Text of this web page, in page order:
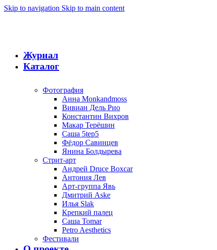
Skip to navigation Skip to main content
Журнал
Каталог
Фотография
Анна Monkandmoss
Вивиан Дель Рио
Константин Вихров
Макар Терёшин
Саша 5tep5
Фёдор Савинцев
Янина Болдырева
Стрит-арт
Андрей Druce Boxcar
Антония Лев
Арт-группа Явь
Дмитрий Aske
Илья Slak
Крепкий палец
Саша Tomar
Petro Aesthetics
Фестивали